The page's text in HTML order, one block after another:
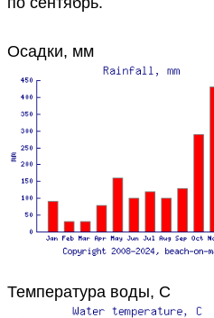
Осадки, мм
Температура воды, C